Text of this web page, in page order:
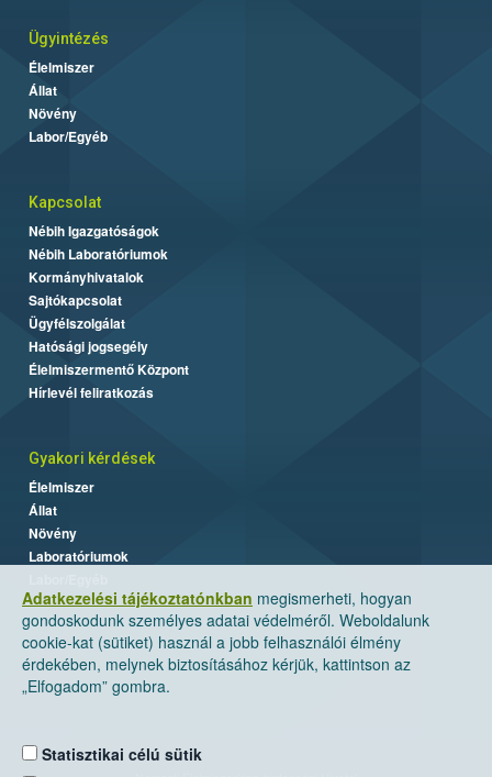
Adatkezelési tájékoztatónkban megismerheti, hogyan
gondoskodunk személyes adatai védelméről. Weboldalunk
cookie-kat (sütiket) használ a jobb felhasználói élmény
érdekében, melynek biztosításához kérjük, kattintson az
„Elfogadom” gombra.
Statisztikai célú sütik
Ügyintézés
Élelmiszer
Állat
Növény
Labor/Egyéb
Kapcsolat
Nébih Igazgatóságok
Nébih Laboratóriumok
Kormányhivatalok
Sajtókapcsolat
Ügyfélszolgálat
Hatósági jogsegély
Élelmiszermentő Központ
Hírlevél feliratkozás
Gyakori kérdések
Élelmiszer
Állat
Növény
Laboratóriumok